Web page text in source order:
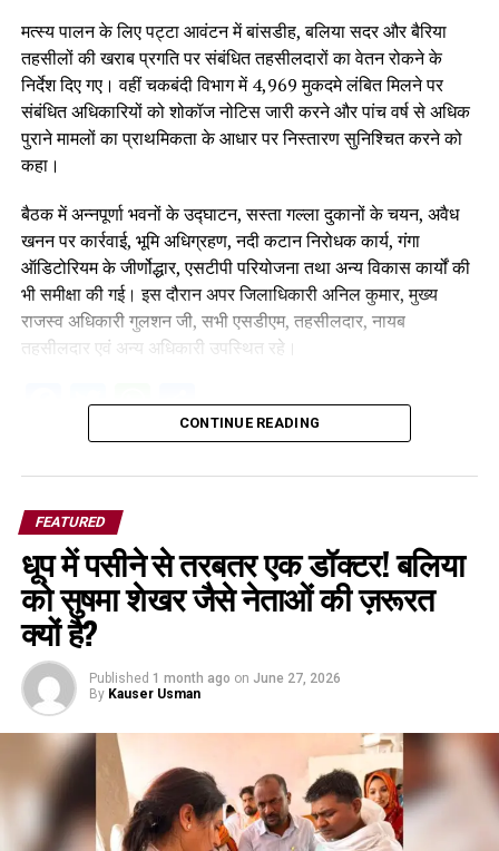
मत्स्य पालन के लिए पट्टा आवंटन में बांसडीह, बलिया सदर और बैरिया
तहसीलों की खराब प्रगति पर संबंधित तहसीलदारों का वेतन रोकने के
निर्देश दिए गए। वहीं चकबंदी विभाग में 4,969 मुकदमे लंबित मिलने पर
संबंधित अधिकारियों को शोकॉज नोटिस जारी करने और पांच वर्ष से अधिक
पुराने मामलों का प्राथमिकता के आधार पर निस्तारण सुनिश्चित करने को
कहा।
बैठक में अन्नपूर्णा भवनों के उद्घाटन, सस्ता गल्ला दुकानों के चयन, अवैध
खनन पर कार्रवाई, भूमि अधिग्रहण, नदी कटान निरोधक कार्य, गंगा
ऑडिटोरियम के जीर्णोद्धार, एसटीपी परियोजना तथा अन्य विकास कार्यों की
भी समीक्षा की गई। इस दौरान अपर जिलाधिकारी अनिल कुमार, मुख्य
राजस्व अधिकारी गुलशन जी, सभी एसडीएम, तहसीलदार, नायब
तहसीलदार एवं अन्य अधिकारी उपस्थित रहे।
Facebook
Twitter
WhatsApp
Share
CONTINUE READING
FEATURED
धूप में पसीने से तरबतर एक डॉक्टर! बलिया
को सुषमा शेखर जैसे नेताओं की ज़रूरत
क्यों है?
Published 1 month ago on June 27, 2026
By Kauser Usman